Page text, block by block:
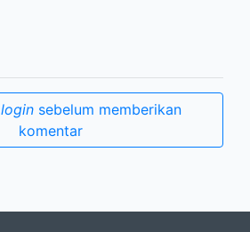
loginsebelum memberikan
komentar